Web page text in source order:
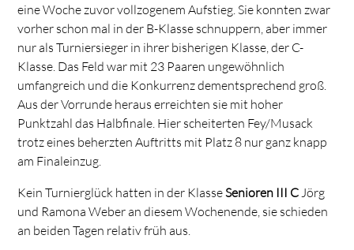
eine Woche zuvor vollzogenem Aufstieg. Sie konnten zwar
vorher schon mal in der B-Klasse schnuppern, aber immer
nur als Turniersieger in ihrer bisherigen Klasse, der C-
Klasse. Das Feld war mit 23 Paaren ungewöhnlich
umfangreich und die Konkurrenz dementsprechend groß.
Aus der Vorrunde heraus erreichten sie mit hoher
Punktzahl das Halbfinale. Hier scheiterten Fey/Musack
trotz eines beherzten Auftritts mit Platz 8 nur ganz knapp
am Finaleinzug.
Kein Turnierglück hatten in der KlasseSenioren III C Jörg
und Ramona Weber an diesem Wochenende, sie schieden
an beiden Tagen relativ früh aus.